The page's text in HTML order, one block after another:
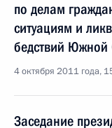
по делам
ситуациям и
бедствий
4 октября 2011 года,
Заседание